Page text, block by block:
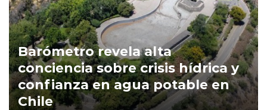
Barómetro revela alta
conciencia sobre crisis hídrica y
confianza en agua potable en
Chile